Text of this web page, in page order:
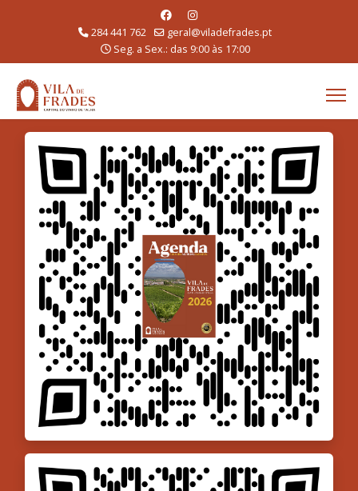
284 441 762
geral@viladefrades.pt
Seg. a Sex.: das 9:00 às 17:00